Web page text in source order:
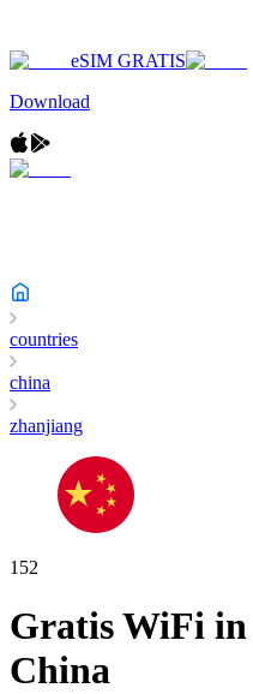
eSIM GRATIS
Download
countries
china
zhanjiang
152
Gratis WiFi in
China